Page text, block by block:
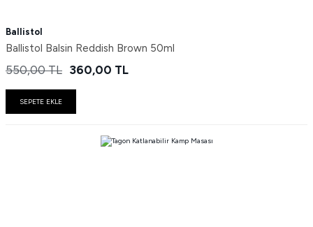
Ballistol
Ballistol Balsin Reddish Brown 50ml
550,00 TL 360,00 TL
SEPETE EKLE